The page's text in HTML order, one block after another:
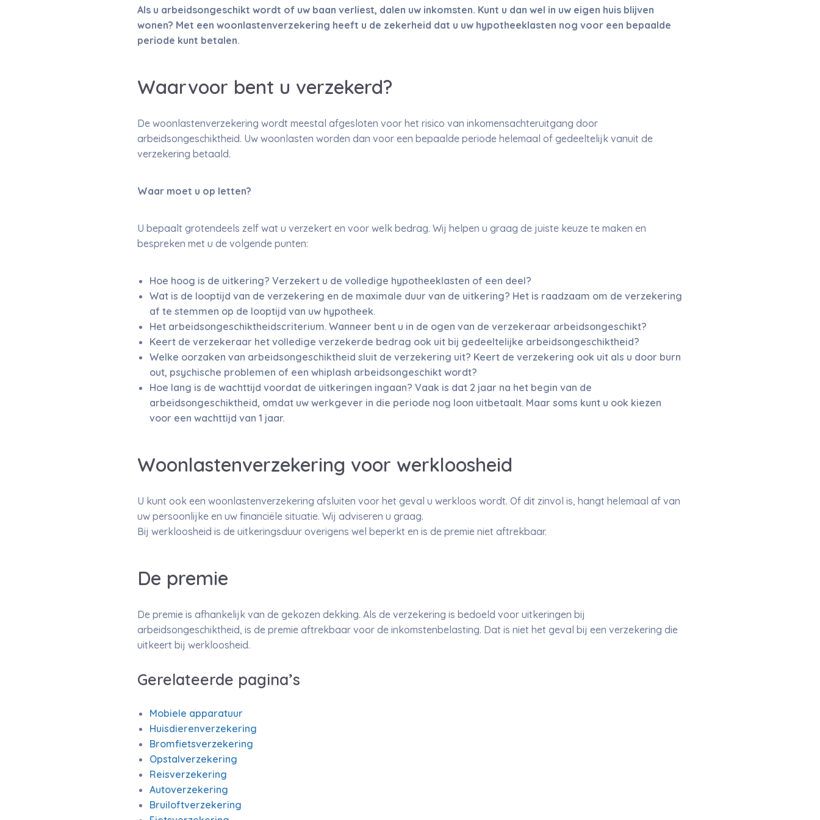
Als u arbeidsongeschikt wordt of uw baan verliest, dalen uw inkomsten. Kunt u dan wel in uw eigen huis blijven
wonen? Met een woonlastenverzekering heeft u de zekerheid dat u uw hypotheeklasten nog voor een bepaalde
periode kunt betalen.
Waarvoor bent u verzekerd?
De woonlastenverzekering wordt meestal afgesloten voor het risico van inkomensachteruitgang door
arbeidsongeschiktheid. Uw woonlasten worden dan voor een bepaalde periode helemaal of gedeeltelijk vanuit de
verzekering betaald.
Waar moet u op letten?
U bepaalt grotendeels zelf wat u verzekert en voor welk bedrag. Wij helpen u graag de juiste keuze te maken en
bespreken met u de volgende punten:
Hoe hoog is de uitkering? Verzekert u de volledige hypotheeklasten of een deel?
Wat is de looptijd van de verzekering en de maximale duur van de uitkering? Het is raadzaam om de verzekering
af te stemmen op de looptijd van uw hypotheek.
Het arbeidsongeschiktheidscriterium. Wanneer bent u in de ogen van de verzekeraar arbeidsongeschikt?
Keert de verzekeraar het volledige verzekerde bedrag ook uit bij gedeeltelijke arbeidsongeschiktheid?
Welke oorzaken van arbeidsongeschiktheid sluit de verzekering uit? Keert de verzekering ook uit als u door burn
out, psychische problemen of een whiplash arbeidsongeschikt wordt?
Hoe lang is de wachttijd voordat de uitkeringen ingaan? Vaak is dat 2 jaar na het begin van de
arbeidsongeschiktheid, omdat uw werkgever in die periode nog loon uitbetaalt. Maar soms kunt u ook kiezen
voor een wachttijd van 1 jaar.
Woonlastenverzekering voor werkloosheid
U kunt ook een woonlastenverzekering afsluiten voor het geval u werkloos wordt. Of dit zinvol is, hangt helemaal af van
uw persoonlijke en uw financiële situatie. Wij adviseren u graag.
Bij werkloosheid is de uitkeringsduur overigens wel beperkt en is de premie niet aftrekbaar.
De premie
De premie is afhankelijk van de gekozen dekking. Als de verzekering is bedoeld voor uitkeringen bij
arbeidsongeschiktheid, is de premie aftrekbaar voor de inkomstenbelasting. Dat is niet het geval bij een verzekering die
uitkeert bij werkloosheid.
Gerelateerde pagina’s
Mobiele apparatuur
Huisdierenverzekering
Bromfietsverzekering
Opstalverzekering
Reisverzekering
Autoverzekering
Bruiloftverzekering